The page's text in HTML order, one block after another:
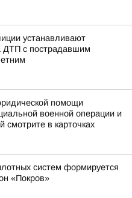
устанавливают
ДТП с пострадавшим
помощи
военной операции и
смотрите в карточках
систем формируется
«Покров»